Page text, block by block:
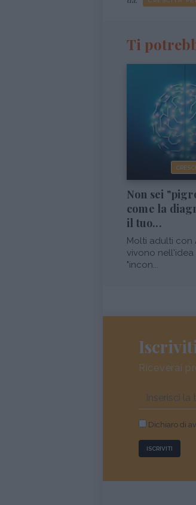
Ti
Non sei
come la
il tuo...
Molti adulti con
vivono nell'idea
"incon...
Riceverai
Dichiaro di
ISCRIVITI